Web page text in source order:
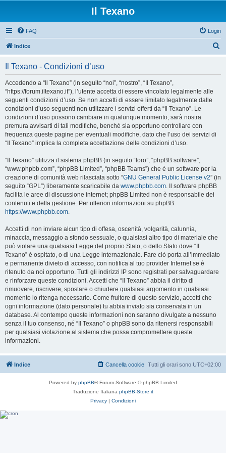
Il Texano
FAQ Login
Indice
Il Texano - Condizioni d’uso
Accedendo a “Il Texano” (in seguito “noi”, “nostro”, “Il Texano”,
“https://forum.iltexano.it”), l’utente accetta di essere vincolato legalmente alle
seguenti condizioni d’uso. Se non accetti di essere limitato legalmente dalle
condizioni d’uso seguenti non utilizzare i servizi offerti da “Il Texano”. Le
condizioni d’uso possono cambiare in qualunque momento, sarà nostra
premura avvisarti di tali modifiche, benché sia opportuno controllare con
frequenza queste pagine per eventuali modifiche, dato che l’uso dei servizi di
“Il Texano” implica la completa accettazione delle condizioni d’uso.
“Il Texano” utilizza il sistema phpBB (in seguito “loro”, “phpBB software”,
“www.phpbb.com”, “phpBB Limited”, “phpBB Teams”) che è un software per la
creazione di comunità web rilasciata sotto “GNU General Public License v2” (in
seguito “GPL”) liberamente scaricabile da www.phpbb.com. Il software phpBB
facilita le aree di discussione internet; phpBB Limited non è responsabile dei
contenuti e della gestione. Per ulteriori informazioni su phpBB:
https://www.phpbb.com.
Accetti di non inviare alcun tipo di offesa, oscenità, volgarità, calunnia,
minaccia, messaggio a sfondo sessuale, o qualsiasi altro tipo di materiale che
può violare una qualsiasi Legge del proprio Stato, o dello Stato dove “Il
Texano” è ospitato, o di una Legge internazionale. Fare ciò porta all’immediato
e permanente divieto di accesso, con notifica al tuo provider Internet se è
ritenuto da noi opportuno. Tutti gli indirizzi IP sono registrati per salvaguardare
e rinforzare queste condizioni. Accetti che “Il Texano” abbia il diritto di
rimuovere, riscrivere, spostare o chiudere qualsiasi argomento in qualsiasi
momento lo ritenga necessario. Come fruitore di questo servizio, accetti che
ogni informazione (dato personale) tu abbia inviato sia conservata in un
database. Al contempo queste informazioni non saranno divulgate a nessuno
senza il tuo consenso, né “Il Texano” o phpBB sono da ritenersi responsabili
per qualsiasi violazione al sistema che possa compromettere queste
informazioni.
Indice Tutti gli orari sono UTC+02:00
Cancella cookie
Powered by phpBB® Forum Software © phpBB Limited
Traduzione Italiana phpBB-Store.it
Privacy | Condizioni